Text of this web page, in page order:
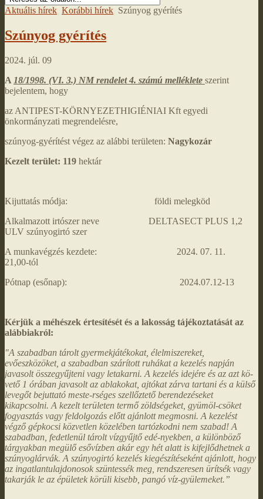
Aktuális hírek Korábbi hírek Szúnyog gyérítés
Szúnyog gyérítés
2024. júl. 09
A 18/1998. (VI. 3.) NM rendelet 4. számú melléklete szerint
bejelentem, hogy
az ANTIPEST-KÖRNYEZETHIGIÉNIAI Kft egyedi
önkormányzati megrendelésre,
szúnyog-gyérítést végez az alábbi területen: Nagykozár
Kezelt terület: 119 hektár
Kijuttatás módja: földi melegköd
Alkalmazott irtószer neve DELTASECT PLUS 1,2
ULV szúnyogirtó szer
A munkavégzés kezdete: 2024. 07. 11.
21,00-tól
Pótnap (esőnap): 2024.07.12-13
Kérjük a méhészek értesítését és a lakosság tájékoztatását az
alábbiakról:
"A szabadban tárolt gyermekjátékokat, élelmiszereket,
evőeszközöket, a szabadban szárított ruhákat a kezelés napján
javasolt összegyűjteni vagy letakarni. A kezelés idejére és az azt kö-
vető 1 órában javasolt az ablakokat, ajtókat zárva tartani és a külső
levegőt bejuttató meste-rséges szellőztető berendezéseket
kikapcsolni. A kezelt területen termő zöldségeket, gyümöl-csöket
fogyasztás vagy feldolgozás előtt ajánlott megmosni. A kezelést
végző gépkocsi közvetlen közelében tartózkodni nem szabad! A
szabadban, fedetlenül tárolt vízgyűjtő edé-nyekben, a különböző
tárgyakban megülő esővízben akár egy hét alatt is kifejlődhetnek a
szúnyoglárvák. A szúnyogirtó kezelés kiegészítéseként ajánlott, hogy
az ingatlantulajdonosok szüntessék meg, rendszeresen ürítsék vagy
takarják le az épületek körüli kisebb, pangó víz-gyülemeket.”